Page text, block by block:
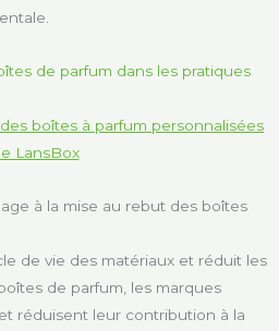
boîtes à parfum personnalisées
LansBox
à la mise au rebut des boîtes
de vie des matériaux et réduit les
de parfum, les marques
réduisent leur contribution à la